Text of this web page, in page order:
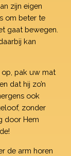
zijn eigen
om beter te
gaat bewegen.
kan
op, pak uw mat
dat hij zo’n
ook
zonder
door Hem
de arm horen